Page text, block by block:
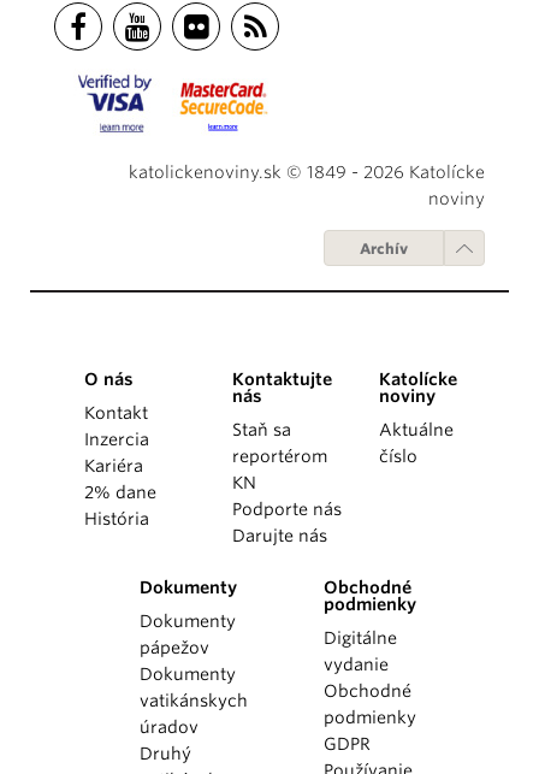
katolickenoviny.sk © 1849 - 2026 Katolícke
noviny
Archív
O nás
Kontakt
Inzercia
Kariéra
2% dane
História
Kontaktujte
nás
Staň sa
reportérom
KN
Podporte nás
Darujte nás
Katolícke
noviny
Aktuálne
číslo
Dokumenty
Dokumenty
pápežov
Dokumenty
vatikánskych
úradov
Druhý
Obchodné
podmienky
Digitálne
vydanie
Obchodné
podmienky
GDPR